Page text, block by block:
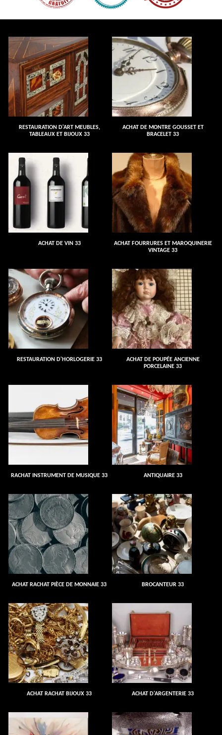
RESTAURATION D'ART MEUBLES,
TABLEAUX ET BIJOUX 33
ACHAT DE MONTRE GOUSSET ET
BRACELET 33
ACHAT DE VIN 33
ACHAT FOURRURES ET MAROQUINERIE
VINTAGE 33
RESTAURATION D'HORLOGERIE 33
ACHAT DE POUPÉE ANCIENNE
PORCELAINE 33
RACHAT INSTRUMENT DE MUSIQUE 33 ANTIQUAIRE 33
ACHAT RACHAT PIÈCE DE MONNAIE 33 BROCANTEUR 33
ACHAT RACHAT BIJOUX 33 ACHAT D'ARGENTERIE 33